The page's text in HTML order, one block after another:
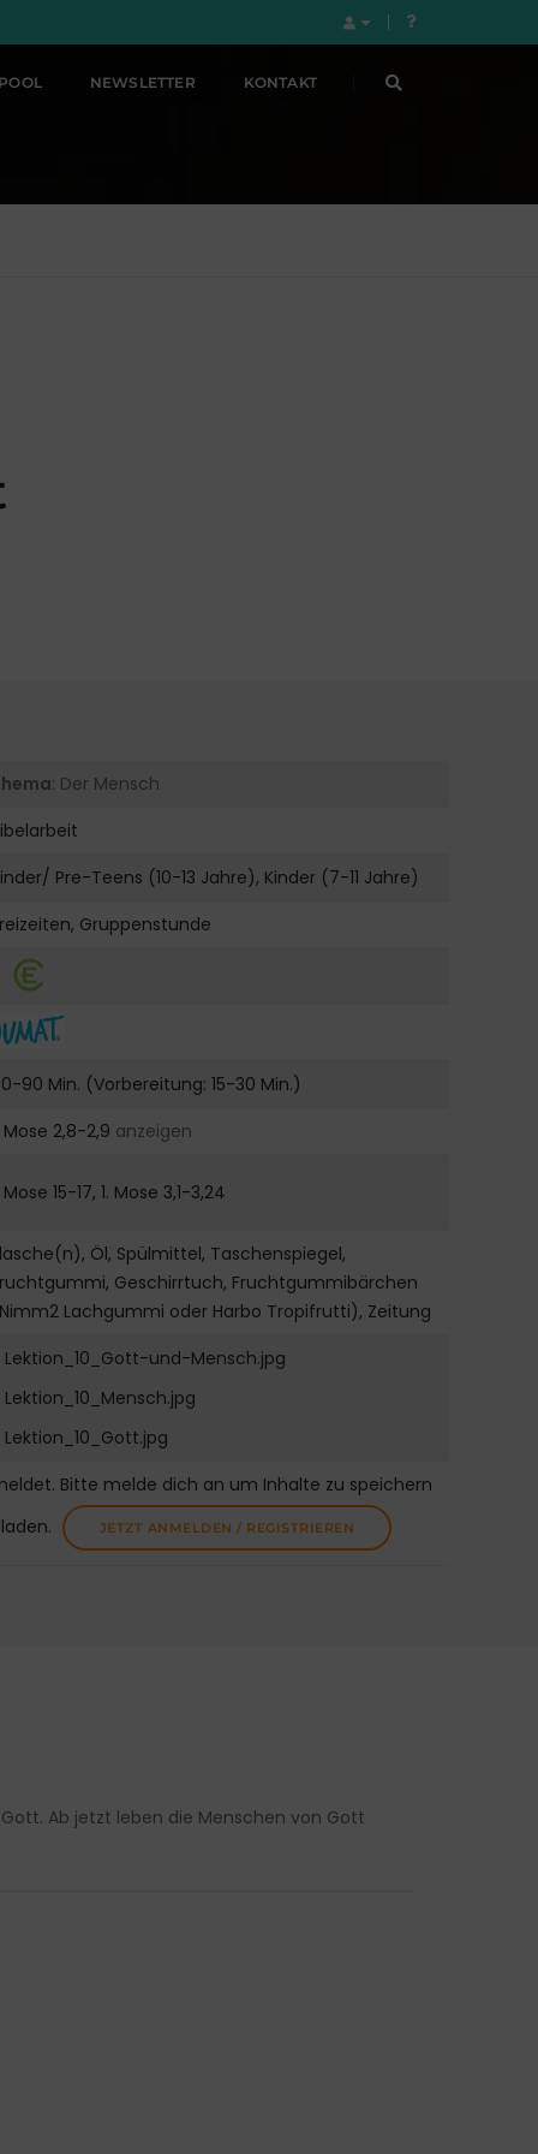
NEWSLETTER KONTAKT
: Der Mensch
Pre-Teens (10-13 Jahre), Kinder (7-11 Jahre)
Gruppenstunde
90 Min. (Vorbereitung: 15-30 Min.)
Mose 2,8-2,9 anzeigen
Mose 15-17, 1. Mose 3,1-3,24
Öl, Spülmittel, Taschenspiegel,
Geschirrtuch, Fruchtgummibärchen
Lachgummi oder Harbo Tropifrutti), Zeitung
Lektion_10_Gott-und-Mensch.jpg
Lektion_10_Mensch.jpg
Lektion_10_Gott.jpg
Bitte melde dich an um Inhalte zu speichern
JETZT ANMELDEN / REGISTRIEREN
Ab jetzt leben die Menschen von Gott